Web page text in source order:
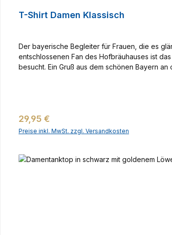
T-Shirt Damen Klassisch
Der bayerische Begleiter für Frauen, die es
entschlossenen Fan des Hofbräuhauses ist
besucht. Ein Gruß aus dem schönen Bayern
Regulärer Preis:
29,95 €
Preise inkl. MwSt. zzgl. Versandkosten